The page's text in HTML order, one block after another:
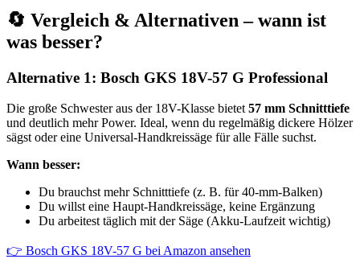
🔄 Vergleich & Alternativen – wann ist
was besser?
Alternative 1: Bosch GKS 18V-57 G Professional
Die große Schwester aus der 18V-Klasse bietet 57 mm Schnitttiefe
und deutlich mehr Power. Ideal, wenn du regelmäßig dickere Hölzer
sägst oder eine Universal-Handkreissäge für alle Fälle suchst.
Wann besser:
Du brauchst mehr Schnitttiefe (z. B. für 40-mm-Balken)
Du willst eine Haupt-Handkreissäge, keine Ergänzung
Du arbeitest täglich mit der Säge (Akku-Laufzeit wichtig)
👉 Bosch GKS 18V-57 G bei Amazon ansehen